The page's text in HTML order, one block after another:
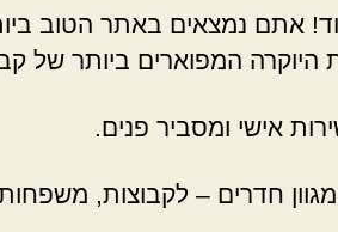
נמצאים באתר הטוב
היוקרה המפוארים ביותר של
אישי ומסביר פנים.
חדרים – לקבוצות, משפחות,